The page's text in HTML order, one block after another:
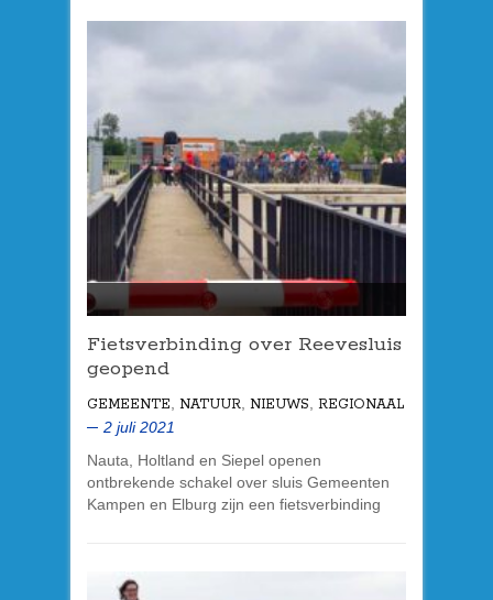
Fietsverbinding over Reevesluis
geopend
GEMEENTE NATUUR NIEUWS REGIONAAL
2 juli 2021
Nauta, Holtland en Siepel openen
ontbrekende schakel over sluis Gemeenten
Kampen en Elburg zijn een fietsverbinding